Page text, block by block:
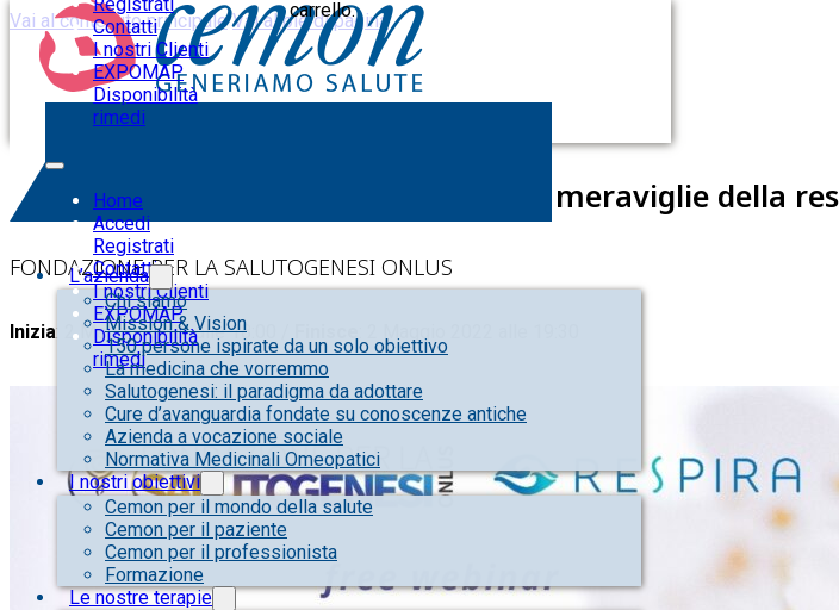
Vai al contenuto principale Vai al piè di pagina
Contatti
I nostri Clienti
EXPOMAP
Disponibilità
rimedi
Home
Accedi
Registrati
Contatti
I nostri Clienti
EXPOMAP
Disponibilità
rimedi
carrello.
L’azienda
Chi siamo
Mission & Vision
150 persone ispirate da un solo obiettivo
La medicina che vorremmo
Salutogenesi: il paradigma da adottare
Cure d’avanguardia fondate su conoscenze antiche
Azienda a vocazione sociale
Normativa Medicinali Omeopatici
I nostri obiettivi
Cemon per il mondo della salute
Cemon per il paziente
Cemon per il professionista
Formazione
Le nostre terapie
Il Metodo Respira: alla scoperta delle meraviglie della
FONDAZIONE PER LA SALUTOGENESI ONLUS
Inizia: 2 Maggio 2022 alle 18:00 /